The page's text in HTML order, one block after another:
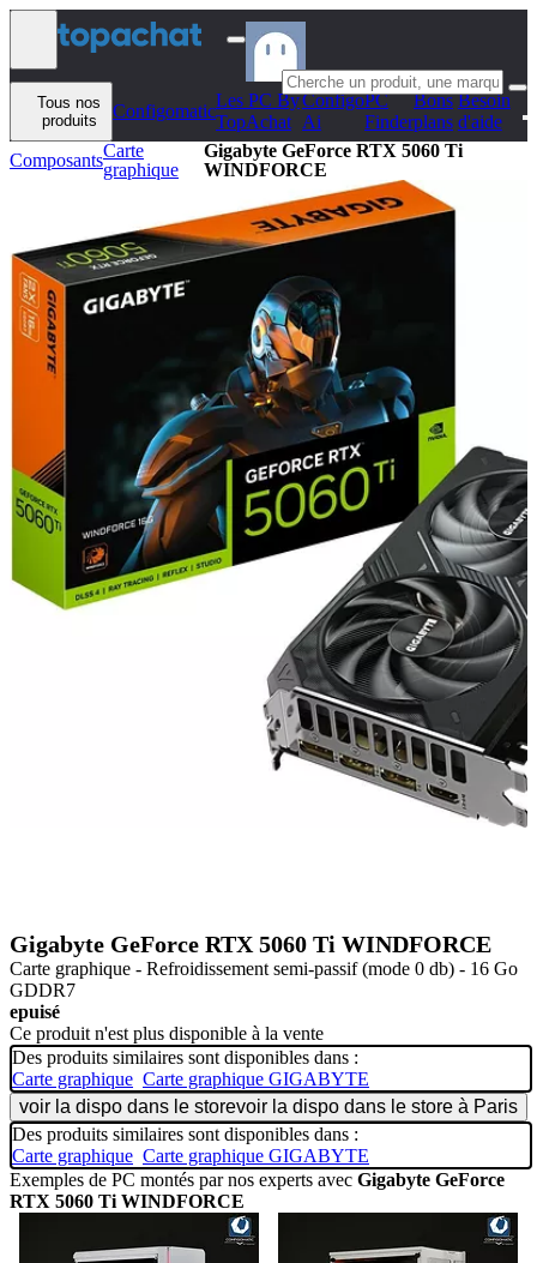
Aller au contenu
Tous nos
produits
Configomatic
Les PC By
TopAchat
Configo
Ai
PC
Finder
Bons
plans
Besoin
d'aide
ComposantsCarte
graphique
Gigabyte GeForce RTX 5060 Ti
WINDFORCE
Gigabyte GeForce RTX 5060 Ti WINDFORCE
Carte graphique - Refroidissement semi-passif (mode 0 db) - 16 Go
GDDR7
epuisé
Ce produit n'est plus disponible à la vente
Des produits similaires sont disponibles dans :
Carte graphique Carte graphique GIGABYTE
voir la dispo dans le storevoir la dispo dans le store à Paris
Des produits similaires sont disponibles dans :
Carte graphique Carte graphique GIGABYTE
Exemples de PC montés par nos experts avec Gigabyte GeForce
RTX 5060 Ti WINDFORCE